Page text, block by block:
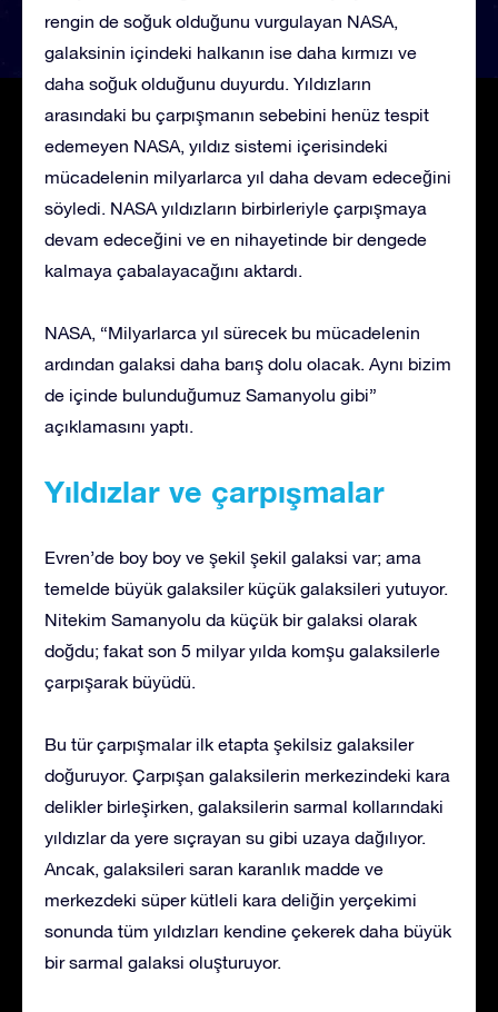
rengin de soğuk olduğunu vurgulayan NASA,
galaksinin içindeki halkanın ise daha kırmızı ve
daha soğuk olduğunu duyurdu. Yıldızların
arasındaki bu çarpışmanın sebebini henüz tespit
edemeyen NASA, yıldız sistemi içerisindeki
mücadelenin milyarlarca yıl daha devam edeceğini
söyledi. NASA yıldızların birbirleriyle çarpışmaya
devam edeceğini ve en nihayetinde bir dengede
kalmaya çabalayacağını aktardı.
NASA, “Milyarlarca yıl sürecek bu mücadelenin
ardından galaksi daha barış dolu olacak. Aynı bizim
de içinde bulunduğumuz Samanyolu gibi”
açıklamasını yaptı.
Yıldızlar ve çarpışmalar
Evren’de boy boy ve şekil şekil galaksi var; ama
temelde büyük galaksiler küçük galaksileri yutuyor.
Nitekim Samanyolu da küçük bir galaksi olarak
doğdu; fakat son 5 milyar yılda komşu galaksilerle
çarpışarak büyüdü.
Bu tür çarpışmalar ilk etapta şekilsiz galaksiler
doğuruyor. Çarpışan galaksilerin merkezindeki kara
delikler birleşirken, galaksilerin sarmal kollarındaki
yıldızlar da yere sıçrayan su gibi uzaya dağılıyor.
Ancak, galaksileri saran karanlık madde ve
merkezdeki süper kütleli kara deliğin yerçekimi
sonunda tüm yıldızları kendine çekerek daha büyük
bir sarmal galaksi oluşturuyor.